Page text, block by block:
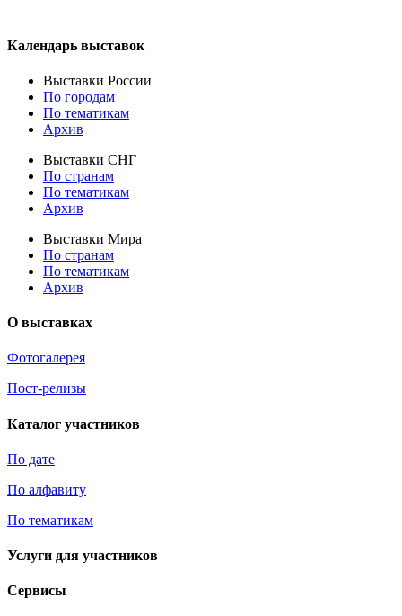
Календарь выставок
Выставки России
По городам
По тематикам
Архив
Выставки СНГ
По странам
По тематикам
Архив
Выставки Мира
По странам
По тематикам
Архив
О выставках
Фотогалерея
Пост-релизы
Каталог участников
По дате
По алфавиту
По тематикам
Услуги для участников
Сервисы